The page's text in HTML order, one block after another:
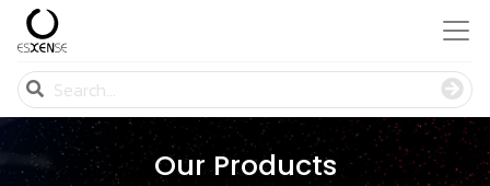
Our Products